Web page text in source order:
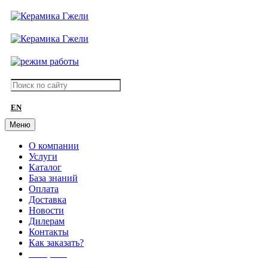
EN
Меню
О компании
Услуги
Каталог
База знаний
Оплата
Доставка
Новости
Дилерам
Контакты
Как заказать?